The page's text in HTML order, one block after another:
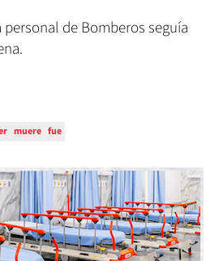
de Bomberos seguía
muere fue